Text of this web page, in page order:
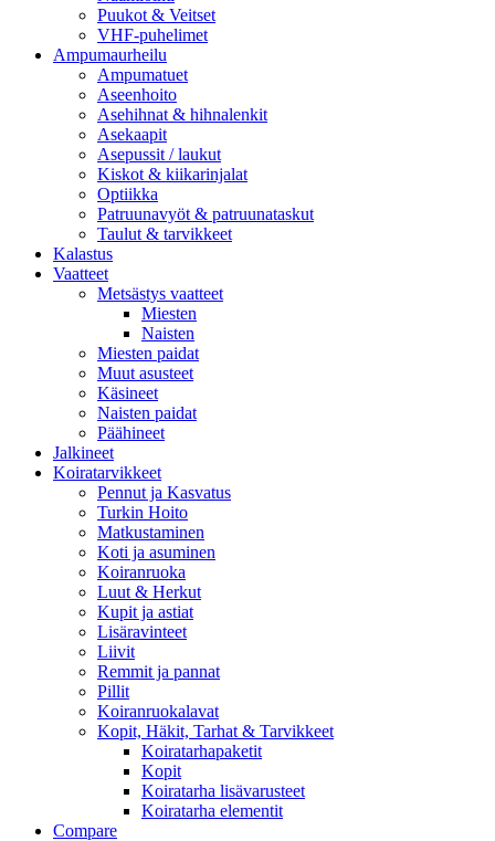
Puukot & Veitset
VHF-puhelimet
Ampumaurheilu
Ampumatuet
Aseenhoito
Asehihnat & hihnalenkit
Asekaapit
Asepussit / laukut
Kiskot & kiikarinjalat
Optiikka
Patruunavyöt & patruunataskut
Taulut & tarvikkeet
Kalastus
Vaatteet
Metsästys vaatteet
Miesten
Naisten
Miesten paidat
Muut asusteet
Käsineet
Naisten paidat
Päähineet
Jalkineet
Koiratarvikkeet
Pennut ja Kasvatus
Turkin Hoito
Matkustaminen
Koti ja asuminen
Koiranruoka
Luut & Herkut
Kupit ja astiat
Lisäravinteet
Liivit
Remmit ja pannat
Pillit
Koiranruokalavat
Kopit, Häkit, Tarhat & Tarvikkeet
Koiratarhapaketit
Kopit
Koiratarha lisävarusteet
Koiratarha elementit
Compare